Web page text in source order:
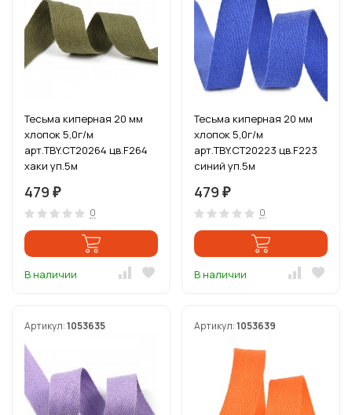
Тесьма киперная 20 мм
хлопок 5,0г/м
арт.TBY.CT20264 цв.F264
хаки уп.5м
479 ₽
0
В наличии
Тесьма киперная 20 мм
хлопок 5,0г/м
арт.TBY.CT20223 цв.F223
синий уп.5м
479 ₽
0
В наличии
Артикул:1053635 Артикул:1053639